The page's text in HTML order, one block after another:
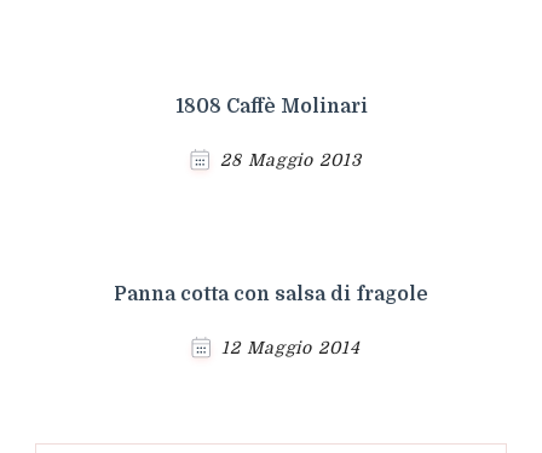
1808 Caffè Molinari
28 Maggio 2013
Panna cotta con salsa di fragole
12 Maggio 2014